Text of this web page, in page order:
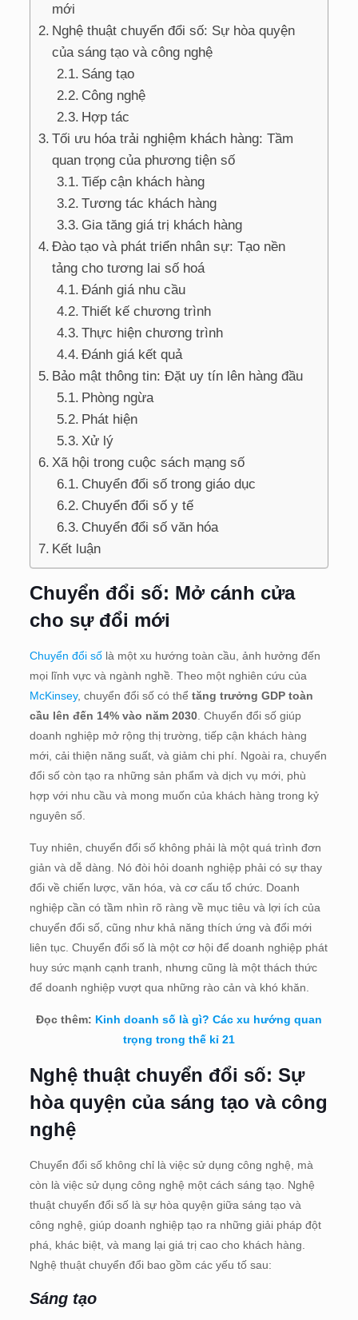
mới
Nghệ thuật chuyển đổi số: Sự hòa quyện
của sáng tạo và công nghệ
Sáng tạo
Công nghệ
Hợp tác
Tối ưu hóa trải nghiệm khách hàng: Tầm
quan trọng của phương tiện số
Tiếp cận khách hàng
Tương tác khách hàng
Gia tăng giá trị khách hàng
Đào tạo và phát triển nhân sự: Tạo nền
tảng cho tương lai số hoá
Đánh giá nhu cầu
Thiết kế chương trình
Thực hiện chương trình
Đánh giá kết quả
Bảo mật thông tin: Đặt uy tín lên hàng đầu
Phòng ngừa
Phát hiện
Xử lý
Xã hội trong cuộc sách mạng số
Chuyển đổi số trong giáo dục
Chuyển đổi số y tế
Chuyển đổi số văn hóa
Kết luận
Chuyển đổi số: Mở cánh cửa
cho sự đổi mới
Chuyển đổi sốlà một xu hướng toàn cầu, ảnh hưởng đến
mọi lĩnh vực và ngành nghề. Theo một nghiên cứu của
McKinsey, chuyển đổi số có thể tăng trưởng GDP toàn
cầu lên đến 14% vào năm 2030. Chuyển đổi số giúp
doanh nghiệp mở rộng thị trường, tiếp cận khách hàng
mới, cải thiện năng suất, và giảm chi phí. Ngoài ra, chuyển
đổi số còn tạo ra những sản phẩm và dịch vụ mới, phù
hợp với nhu cầu và mong muốn của khách hàng trong kỷ
nguyên số.
Tuy nhiên, chuyển đổi số không phải là một quá trình đơn
giản và dễ dàng. Nó đòi hỏi doanh nghiệp phải có sự thay
đổi về chiến lược, văn hóa, và cơ cấu tổ chức. Doanh
nghiệp cần có tầm nhìn rõ ràng về mục tiêu và lợi ích của
chuyển đổi số, cũng như khả năng thích ứng và đổi mới
liên tục. Chuyển đổi số là một cơ hội để doanh nghiệp phát
huy sức mạnh cạnh tranh, nhưng cũng là một thách thức
để doanh nghiệp vượt qua những rào cản và khó khăn.
Đọc thêm: Kinh doanh số là gì? Các xu hướng quan
trọng trong thế kỉ 21
Nghệ thuật chuyển đổi số: Sự
hòa quyện của sáng tạo và công
nghệ
Chuyển đổi số không chỉ là việc sử dụng công nghệ, mà
còn là việc sử dụng công nghệ một cách sáng tạo. Nghệ
thuật chuyển đổi số là sự hòa quyện giữa sáng tạo và
công nghệ, giúp doanh nghiệp tạo ra những giải pháp đột
phá, khác biệt, và mang lại giá trị cao cho khách hàng.
Nghệ thuật chuyển đổi bao gồm các yếu tố sau:
Sáng tạo